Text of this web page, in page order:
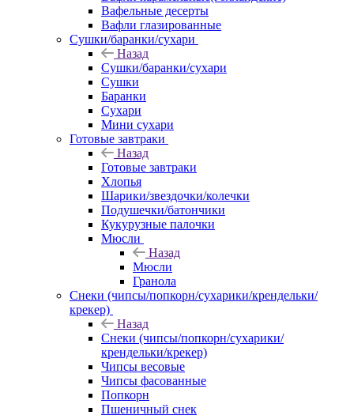
Вафельные десерты
Вафли глазированные
Сушки/баранки/сухари
Назад
Сушки/баранки/сухари
Сушки
Баранки
Сухари
Мини сухари
Готовые завтраки
Назад
Готовые завтраки
Хлопья
Шарики/звездочки/колечки
Подушечки/батончики
Кукурузные палочки
Мюсли
Назад
Мюсли
Гранола
Снеки (чипсы/попкорн/сухарики/крендельки/
крекер)
Назад
Снеки (чипсы/попкорн/сухарики/
крендельки/крекер)
Чипсы весовые
Чипсы фасованные
Попкорн
Пшеничный снек